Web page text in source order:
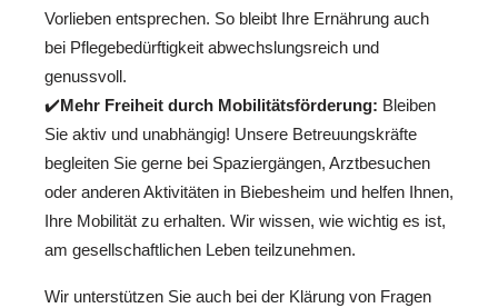
Vorlieben entsprechen. So bleibt Ihre Ernährung auch
bei Pflegebedürftigkeit abwechslungsreich und
genussvoll.
✔️Mehr Freiheit durch Mobilitätsförderung: Bleiben
Sie aktiv und unabhängig! Unsere Betreuungskräfte
begleiten Sie gerne bei Spaziergängen, Arztbesuchen
oder anderen Aktivitäten in Biebesheim und helfen Ihnen,
Ihre Mobilität zu erhalten. Wir wissen, wie wichtig es ist,
am gesellschaftlichen Leben teilzunehmen.
Wir unterstützen Sie auch bei der Klärung von Fragen